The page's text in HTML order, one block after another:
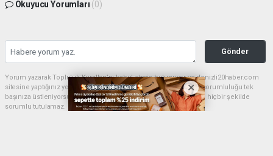
Okuyucu Yorumları (0)
Gönder
Yorum yazarak Topluluk Kuralları’nı kabul etmiş bulunuyor ve denizli20haber.com
sitesine yaptığınız yorumunuzla ilgili doğrudan veya dolaylı tüm sorumluluğu tek
başınıza üstleniyorsunuz. Yazılan tüm yorumlardan site yönetimi hiçbir şekilde
sorumlu tutulamaz.